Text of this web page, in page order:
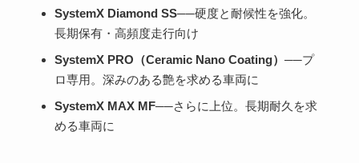
SystemX Diamond SS──硬度と耐候性を強化。
長期保有・高頻度走行向け
SystemX PRO（Ceramic Nano Coating） ──プ
ロ専用。深みのある艶を求める車両に
SystemX MAX MF──さらに上位。長期耐久を求
める車両に